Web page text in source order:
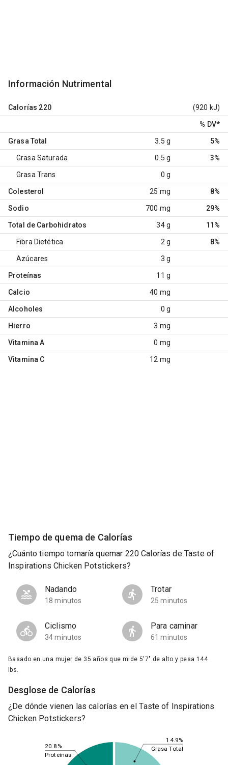
Información Nutrimental
Calorías 220 (920 kJ)
% DV*
Grasa Total 3.5 g 5%
Grasa Saturada 0.5 g 3%
Grasa Trans 0 g
Colesterol 25 mg 8%
Sodio 700 mg 29%
Total de Carbohidratos 34 g 11%
Fibra Dietética 2 g 8%
Azúcares 3 g
Proteínas 11 g
Calcio 40 mg
Alcoholes 0 g
Hierro 3 mg
Vitamina A 0 mg
Vitamina C 12 mg
Tiempo de quema de Calorías
¿Cuánto tiempo tomaría quemar 220 Calorías de Taste of
Inspirations Chicken Potstickers?
Nadando
18 minutos
Trotar
25 minutos
Ciclismo
34 minutos
Para caminar
61 minutos
Basado en una mujer de 35 años que mide 5'7" de alto y pesa 144
lbs.
Desglose de Calorías
¿De dónde vienen las calorías en el Taste of Inspirations
Chicken Potstickers?
14.9%
20.8%
Grasa Total
Proteínas